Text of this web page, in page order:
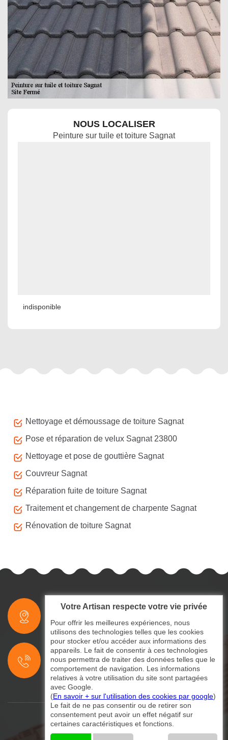
NOUS LOCALISER
Peinture sur tuile et toiture Sagnat
indisponible
Nettoyage et démoussage de toiture Sagnat
Pose et réparation de velux Sagnat 23800
Nettoyage et pose de gouttière Sagnat
Couvreur Sagnat
Réparation fuite de toiture Sagnat
Traitement et changement de charpente Sagnat
Rénovation de toiture Sagnat
indisponible
indisponible
©2024 - 2026 Tout droit réservé
Mentions légales-Contactez-nous
Votre Artisan respecte votre vie privée
Pour offrir les meilleures expériences, nous
utilisons des technologies telles que les cookies
pour stocker et/ou accéder aux informations des
appareils. Le fait de consentir à ces technologies
nous permettra de traiter des données telles que le
comportement de navigation. Les informations
relatives à votre utilisation du site sont partagées
avec Google.
(En savoir + sur l'utilisation des cookies par google)
Le fait de ne pas consentir ou de retirer son
consentement peut avoir un effet négatif sur
certaines caractéristiques et fonctions.